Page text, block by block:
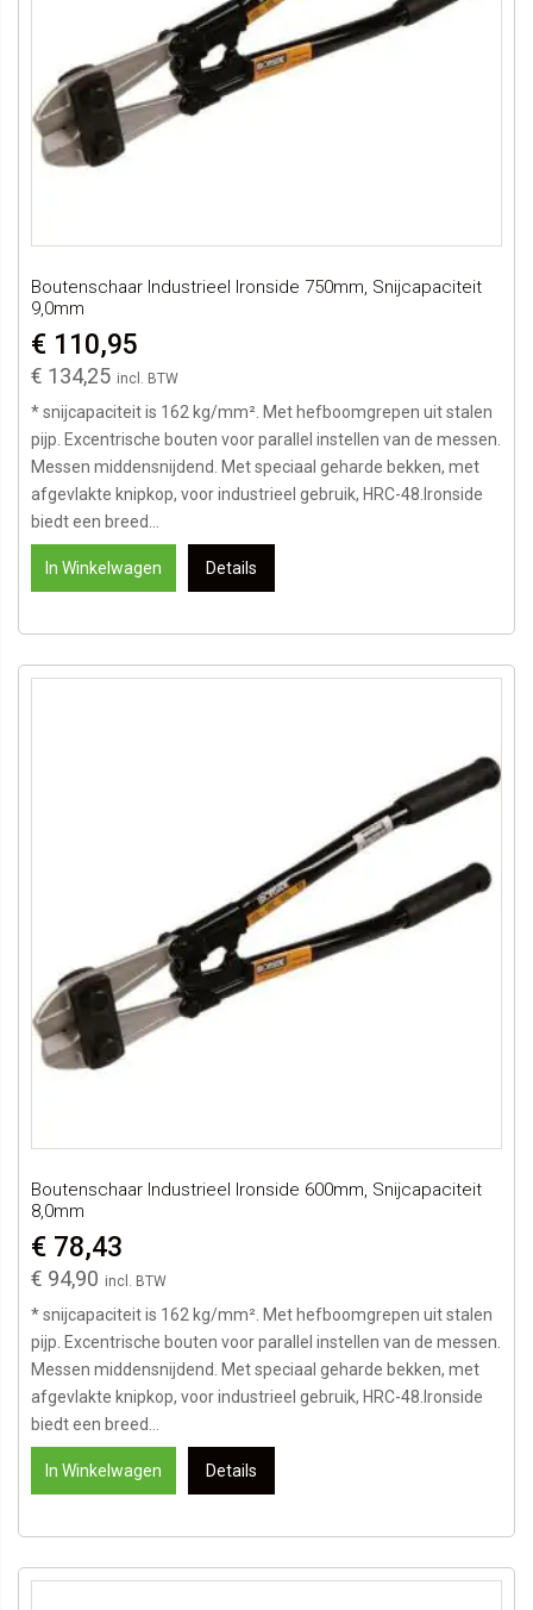
Boutenschaar Industrieel Ironside 750mm, Snijcapaciteit
9,0mm
€ 134,25
€ 110,95
* snijcapaciteit is 162 kg/mm². Met hefboomgrepen uit stalen
pijp. Excentrische bouten voor parallel instellen van de messen.
Messen middensnijdend. Met speciaal geharde bekken, met
afgevlakte knipkop, voor industrieel gebruik, HRC-48.Ironside
biedt een breed...
In Winkelwagen Details
Boutenschaar Industrieel Ironside 600mm, Snijcapaciteit
8,0mm
€ 94,90
€ 78,43
* snijcapaciteit is 162 kg/mm². Met hefboomgrepen uit stalen
pijp. Excentrische bouten voor parallel instellen van de messen.
Messen middensnijdend. Met speciaal geharde bekken, met
afgevlakte knipkop, voor industrieel gebruik, HRC-48.Ironside
biedt een breed...
In Winkelwagen Details